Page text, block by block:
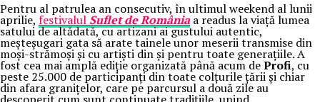
Pentru al patrulea an consecutiv, în ultimul weekend al lunii
aprilie, festivalul Suflet de România a readus la viață lumea
satului de altădată, cu artizani ai gustului autentic,
meșteșugari gata să arate tainele unor meserii transmise din
moși-strămoși și cu artiști din și pentru toate generațiile. A
fost cea mai amplă ediție organizată până acum deProfi, cu
peste 25.000 de participanți din toate colțurile țării și chiar
din afara granițelor, care pe parcursul a două zile au